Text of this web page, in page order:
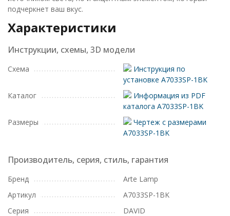
подчеркнет ваш вкус.
Характеристики
Инструкции, схемы, 3D модели
Схема
Инструкция по
установке A7033SP-1BK
Каталог
Информация из PDF
каталога A7033SP-1BK
Размеры
Чертеж с размерами
A7033SP-1BK
Производитель, серия, стиль, гарантия
Бренд
Arte Lamp
Артикул
A7033SP-1BK
Серия
DAVID